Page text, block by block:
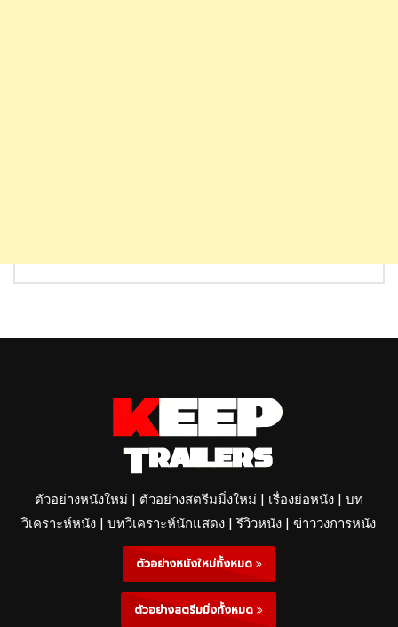
ตัวอย่างหนังใหม่ | ตัวอย่างสตรีมมิ่งใหม่ | เรื่องย่อหนัง | บท
วิเคราะห์หนัง | บทวิเคราะห์นักแสดง | รีวิวหนัง | ข่าววงการหนัง
ตัวอย่างหนังใหม่ทั้งหมด
ตัวอย่างสตรีมมิ่งทั้งหมด